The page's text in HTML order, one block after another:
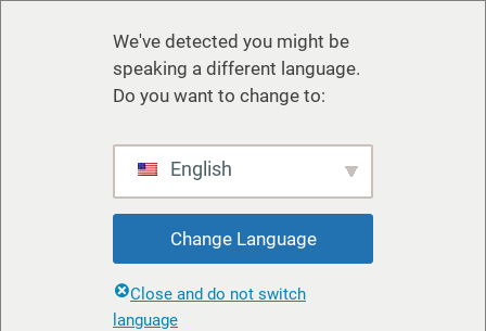
We've detected you might be
speaking a different language.
Do you want to change to:
English
Change Language
Close and do not switch
language